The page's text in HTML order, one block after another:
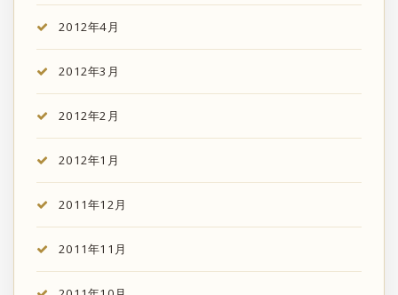
2012年4月
2012年3月
2012年2月
2012年1月
2011年12月
2011年11月